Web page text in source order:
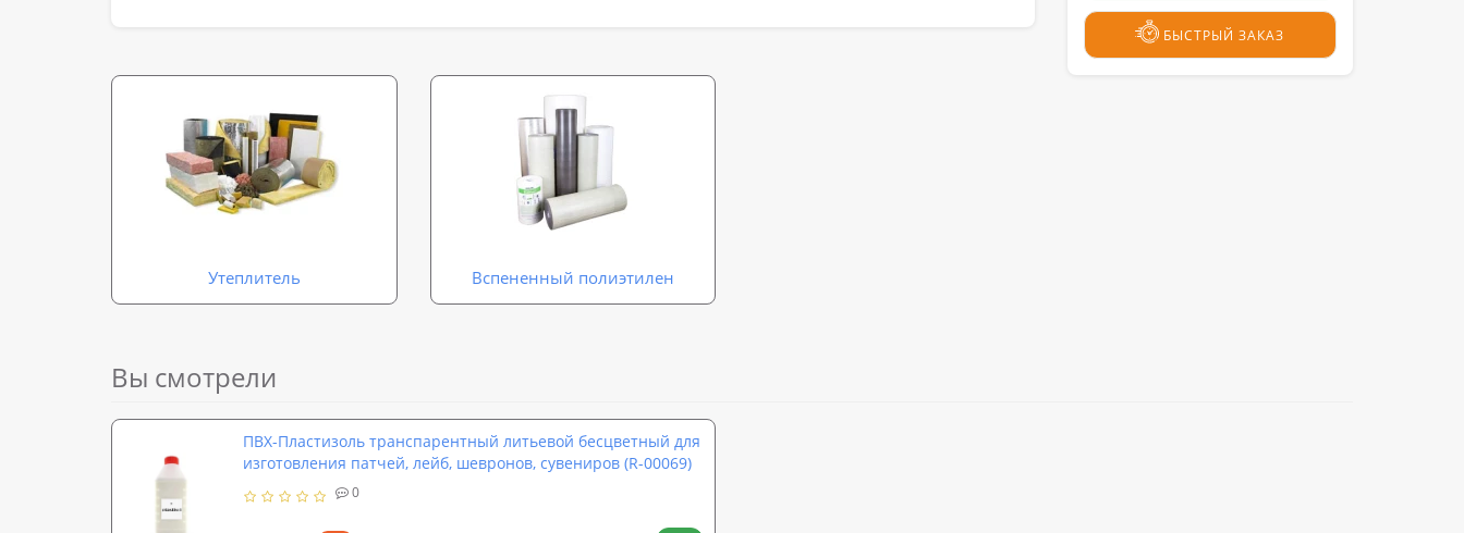
БЫСТРЫЙ ЗАКАЗ
Утеплитель Вспененный полиэтилен
Вы смотрели
ПВХ-Пластизоль транспарентный литьевой бесцветный для
изготовления патчей, лейб, шевронов, сувениров (R-00069)
0